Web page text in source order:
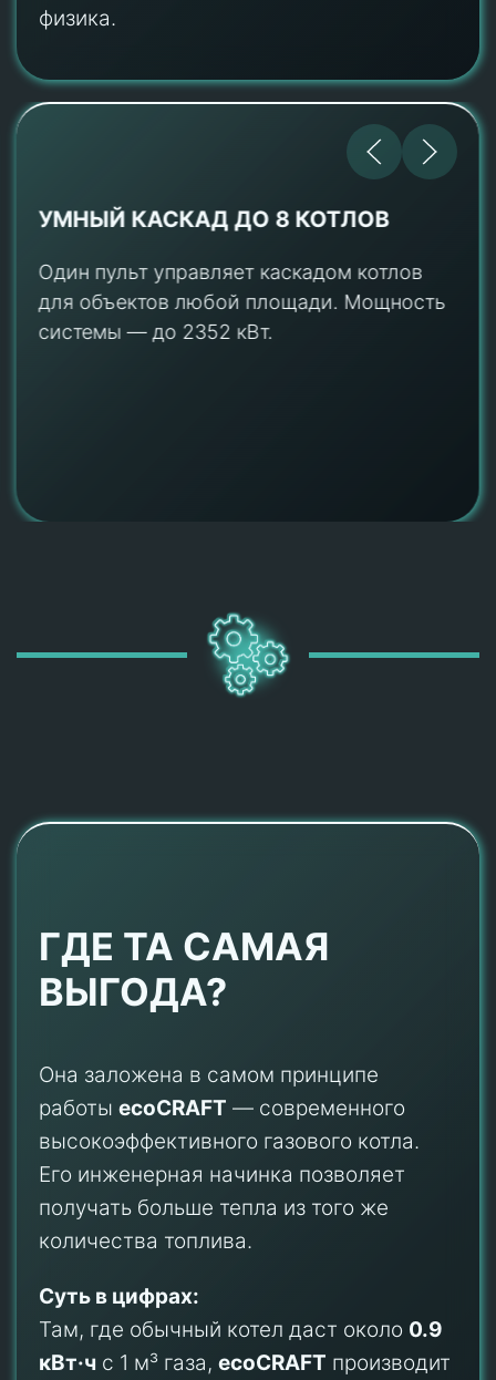
физика.
ПРОШЕЛ ТАМ, ГДЕ ДРУГИЕ НЕ
Ширина 69.5 см — проходит в
стандартные дверные проемы. Вес на 15%
ВЫГОДА?
работыecoCRAFT— современного
высокоэффективного газового котла.
Его инженерная начинка позволяет
получать больше тепла из того же
количества топлива.
Там, где обычный котел даст около
кВт·чс 1 м³ газа,ecoCRAFTпроизводит
1.1 кВт·ч. Эта разница создает реальную